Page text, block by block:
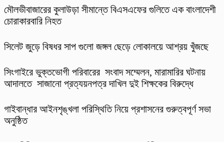
মৌলভীবাজারের কুলাউড়া সীমান্তে বিএসএফের গুলিতে এক বাংলাদেশী
চোরাকারবারি নিহত
সিলেট জুড়ে বিষধর সাপ গুলো জঙ্গল ছেড়ে লোকালয়ে আশ্রয় খুঁজছে
সিংগাইরে ভুক্তভোগী পরিবারের সংবাদ সম্মেলন, মারামারির ঘটনায়
আদালতে সাজানো প্রত্যয়নপত্র দাখিল দুই শিক্ষকের বিরুদ্ধে
গাইবান্ধার আইনশৃঙ্খলা পরিস্থিতি নিয়ে প্রশাসনের গুরুত্বপূর্ণ সভা
অনুষ্ঠিত